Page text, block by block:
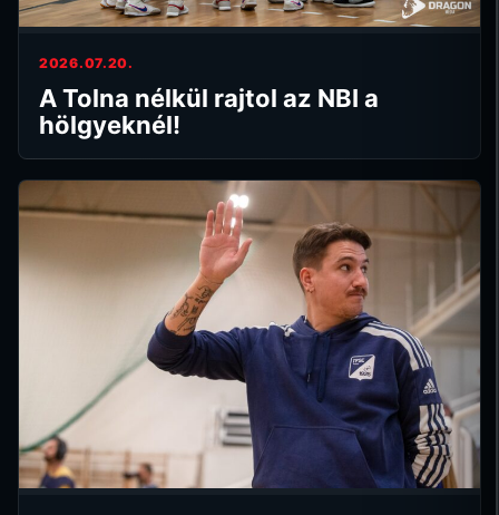
2026.07.20.
A Tolna nélkül rajtol az NBI a
hölgyeknél!